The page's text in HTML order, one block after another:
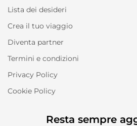
Lista dei desideri
Crea il tuo viaggio
Diventa partner
Termini e condizioni
Privacy Policy
Cookie Policy
Resta sempre